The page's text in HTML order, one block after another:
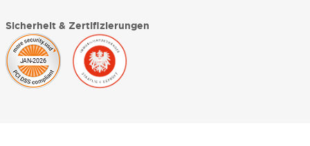
Sicherheit & Zertifizierungen